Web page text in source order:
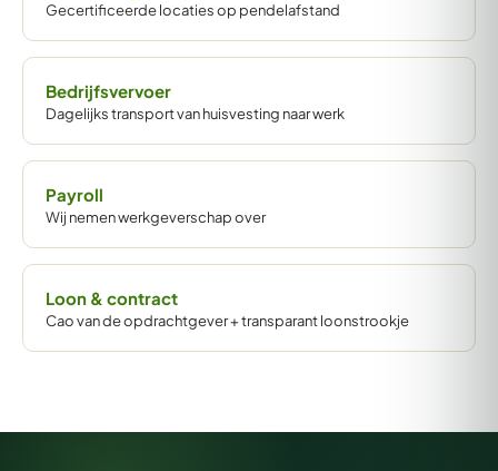
Gecertificeerde locaties op pendelafstand
Bedrijfsvervoer
Dagelijks transport van huisvesting naar werk
Payroll
Wij nemen werkgeverschap over
Loon & contract
Cao van de opdrachtgever + transparant loonstrookje